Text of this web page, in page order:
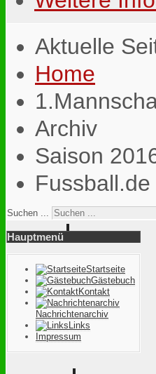
Aktuelle
Home
Archiv
Saison
Fussball.de
Suchen ...
Hauptmenü
Startseite
Gästebuch
Kontakt
Nachrichtenarchiv
Links
Impressum